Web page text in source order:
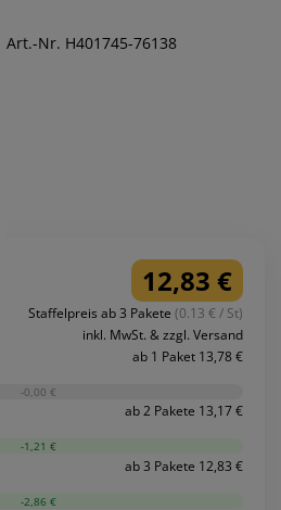
Art.-Nr. H401745-76138
12,83 €
Staffelpreis ab 3 Pakete (0.13 € / St)
inkl. MwSt. & zzgl. Versand
ab 1 Paket 13,78 €
-0,00 €
ab 2 Pakete 13,17 €
-1,21 €
ab 3 Pakete 12,83 €
-2,86 €